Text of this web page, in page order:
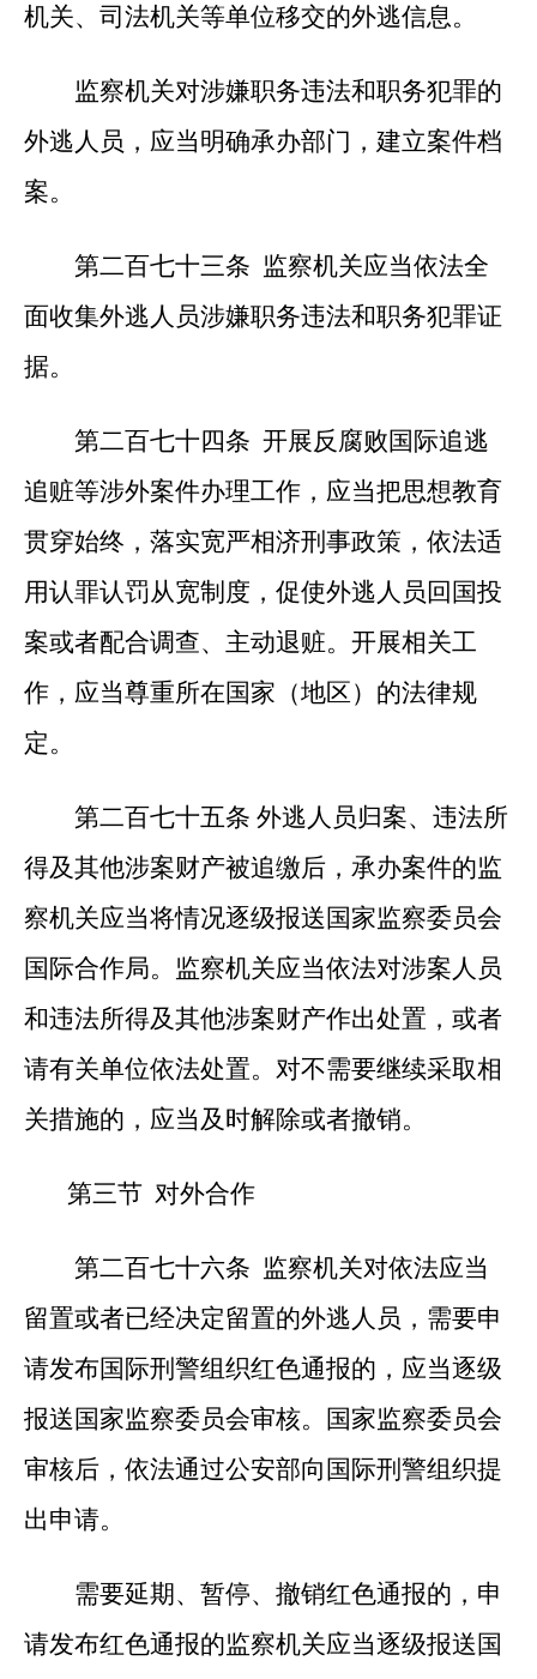
机关、司法机关等单位移交的外逃信息。
监察机关对涉嫌职务违法和职务犯罪的
外逃人员，应当明确承办部门，建立案件档
案。
第二百七十三条 监察机关应当依法全
面收集外逃人员涉嫌职务违法和职务犯罪证
据。
第二百七十四条 开展反腐败国际追逃
追赃等涉外案件办理工作，应当把思想教育
贯穿始终，落实宽严相济刑事政策，依法适
用认罪认罚从宽制度，促使外逃人员回国投
案或者配合调查、主动退赃。开展相关工
作，应当尊重所在国家（地区）的法律规
定。
第二百七十五条 外逃人员归案、违法所
得及其他涉案财产被追缴后，承办案件的监
察机关应当将情况逐级报送国家监察委员会
国际合作局。监察机关应当依法对涉案人员
和违法所得及其他涉案财产作出处置，或者
请有关单位依法处置。对不需要继续采取相
关措施的，应当及时解除或者撤销。
第三节 对外合作
第二百七十六条 监察机关对依法应当
留置或者已经决定留置的外逃人员，需要申
请发布国际刑警组织红色通报的，应当逐级
报送国家监察委员会审核。国家监察委员会
审核后，依法通过公安部向国际刑警组织提
出申请。
需要延期、暂停、撤销红色通报的，申
请发布红色通报的监察机关应当逐级报送国